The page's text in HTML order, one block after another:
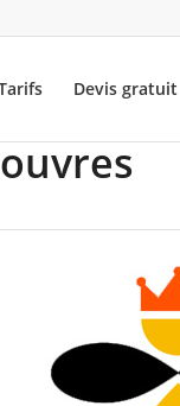
Devis gratuit